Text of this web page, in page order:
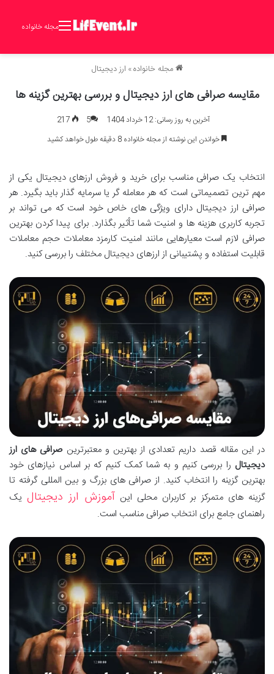
مجله خانواده
مجله خانواده» ارز دیجیتال
مقایسه صرافی های ارز دیجیتال و بررسی بهترین گزینه ها
آخرین به روز رسانی: 12 خرداد 1404 5
خواندن این نوشته از مجله خانواده 8 دقیقه طول خواهد کشید
انتخاب یک صرافی مناسب برای خرید و فروش ارزهای دیجیتال یکی از
مهم ترین تصمیماتی است که هر معامله گر یا سرمایه گذار باید بگیرد. هر
صرافی ارز دیجیتال دارای ویژگی های خاص خود است که می تواند بر
تجربه کاربری هزینه ها و امنیت شما تأثیر بگذارد. برای پیدا کردن بهترین
صرافی لازم است معیارهایی مانند امنیت کارمزد معاملات حجم معاملات
قابلیت استفاده و پشتیبانی از ارزهای دیجیتال مختلف را بررسی کنید.
در این مقاله قصد داریم تعدادی از بهترین و معتبرترین صرافی های ارز
دیجیتال را بررسی کنیم و به شما کمک کنیم که بر اساس نیازهای خود
بهترین گزینه را انتخاب کنید. از صرافی های بزرگ و بین المللی گرفته تا
گزینه های متمرکز بر کاربران محلی اینآموزش ارز دیجیتالیک
راهنمای جامع برای انتخاب صرافی مناسب است.